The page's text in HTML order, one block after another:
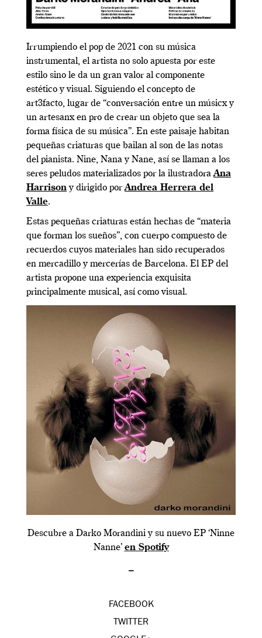
Irrumpiendo el pop de 2021 con su música
instrumental, el artista no solo apuesta por este
estilo sino le da un gran valor al componente
estético y visual. Siguiendo el concepto de
art3facto, lugar de “conversación entre un músicx y
un artesanx en pro de crear un objeto que sea la
forma física de su música”. En este paisaje habitan
pequeñas criaturas que bailan al son de las notas
del pianista. Nine, Nana y Nane, así se llaman a los
seres peludos materializados por la ilustradoraAna
Harrisony dirigido porAndrea Herrera del
Valle.
Estas pequeñas criaturas están hechas de “materia
que forman los sueños”, con cuerpo compuesto de
recuerdos cuyos materiales han sido recuperados
en mercadillo y mercerías de Barcelona. El EP del
artista propone una experiencia exquisita
principalmente musical, así como visual.
Descubre a Darko Morandini y su nuevo EP ‘Ninne
Nanne’ en Spotify
FACEBOOK
TWITTER